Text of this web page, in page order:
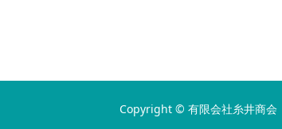
Copyright © 有限会社糸井商会